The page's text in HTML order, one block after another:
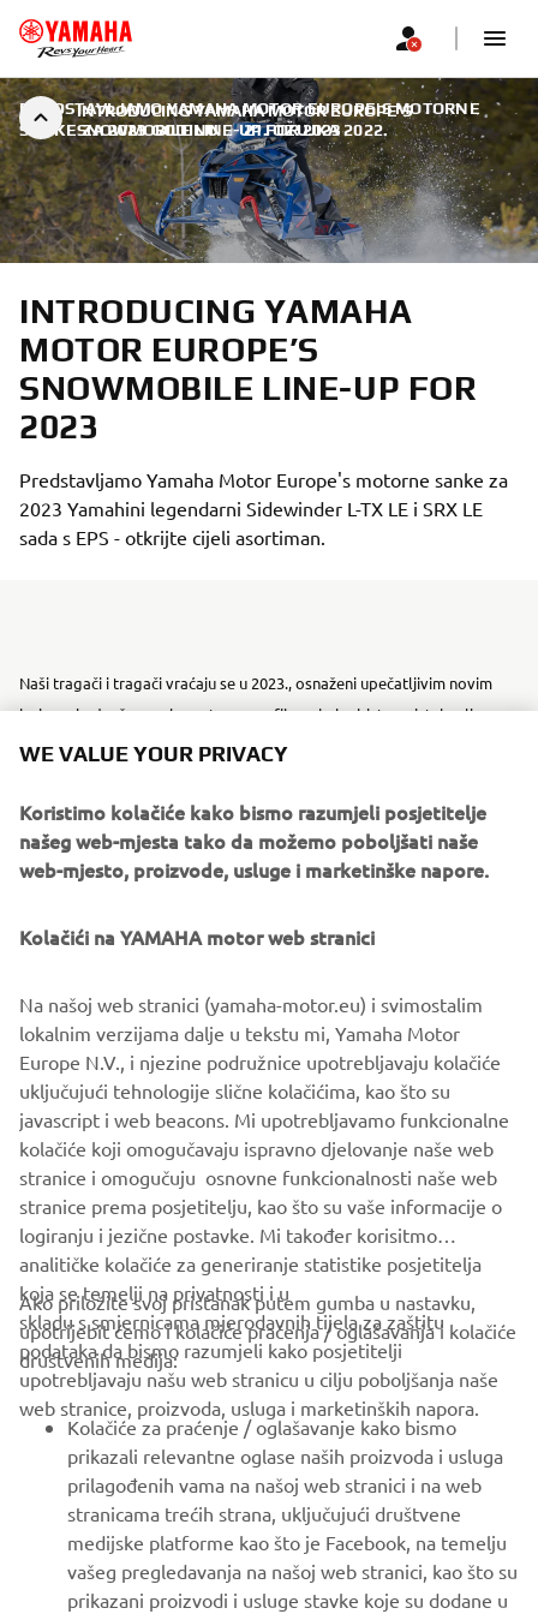
INTRODUCING YAMAHA MOTOR EUROPE’S
SNOWMOBILE LINE-UP FOR 2023
PREDSTAVLJAMO YAMAHA MOTOR EUROPE'S MOTORNE
SANKE ZA 2023 GODINU | 21. OŽUJKA 2022.
INTRODUCING YAMAHA
MOTOR EUROPE’S
SNOWMOBILE LINE-UP FOR
2023
Predstavljamo Yamaha Motor Europe's motorne sanke za
2023 Yamahini legendarni Sidewinder L-TX LE i SRX LE
sada s EPS - otkrijte cijeli asortiman.
Naši tragači i tragači vraćaju se u 2023., osnaženi upečatljivim novim
bojama i odvažnom elegantnom grafikom kako biste se istaknuli na
snijegu.
dokazane EPS tehnologije na naše dvije premium trail
jedinice; novi Sidewinder L-TX LE EPS i novi Sidewinder
SRX LE EPS; kako bi se smanjila negativna povratna
udobnost vozača i dulje dane vožnje.
vrhunskim značajkama i dobrim izgledom, Yamahin
asortiman motornih sanjki pokriva vas.
DISCOVER THE FULL RANGE
CORPORATE
FOR BUSINESS
MORE YAMAHA
SUPPORT
WE VALUE YOUR PRIVACY
Koristimo kolačiće kako bismo razumjeli posjetitelje
našeg web-mjesta tako da možemo poboljšati naše
web-mjesto, proizvode, usluge i marketinške napore.
Kolačići na YAMAHA motor web stranici
Na našoj web stranici (yamaha-motor.eu) i svimostalim
lokalnim verzijama dalje u tekstu mi, Yamaha Motor
Europe N.V., i njezine podružnice upotrebljavaju kolačiće
uključujući tehnologije slične kolačićima, kao što su
javascript i web beacons. Mi upotrebljavamo funkcionalne
kolačiće koji omogučavaju ispravno djelovanje naše web
stranice i omogučuju osnovne funkcionalnosti naše web
stranice prema posjetitelju, kao što su vaše informacije o
logiranju i jezične postavke. Mi također korisitmo
analitičke kolačiće za generiranje statistike posjetitelja
koja se temelji na privatnosti i u
skladu s smjernicama mjerodavnih tijela za zaštitu
podataka da bismo razumjeli kako posjetitelji
upotrebljavaju našu web stranicu u cilju poboljšanja naše
web stranice, proizvoda, usluga i marketinških napora.
Ako priložite svoj pristanak putem gumba u nastavku,
upotrijebit ćemo i kolačiće praćenja / oglašavanja i kolačiće
društvenih medija:
Kolačiće za praćenje / oglašavanje kako bismo
prikazali relevantne oglase naših proizvoda i usluga
prilagođenih vama na našoj web stranici i na web
stranicama trećih strana, uključujući društvene
medijske platforme kao što je Facebook, na temelju
vašeg pregledavanja na našoj web stranici, kao što su
prikazani proizvodi i usluge stavke koje su dodane u